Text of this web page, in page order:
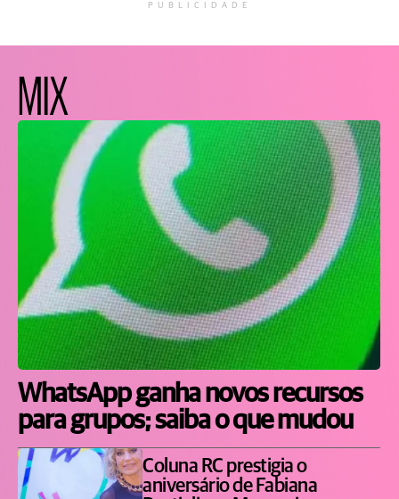
PUBLICIDADE
MIX
WhatsApp ganha novos recursos
para grupos; saiba o que mudou
Coluna RC prestigia o
aniversário de Fabiana